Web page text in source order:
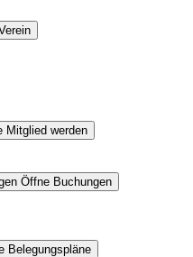
Mitglied werden
Öffne Buchungen
Belegungspläne